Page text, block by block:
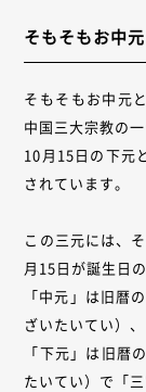
そもそもお中
そもそもお中元
中国三大宗教の
10月15日の下元
されています。
この三元には、
月15日が誕生日
「中元」は旧暦
ざいたいてい）、
「下元」は旧暦
たいてい）で「